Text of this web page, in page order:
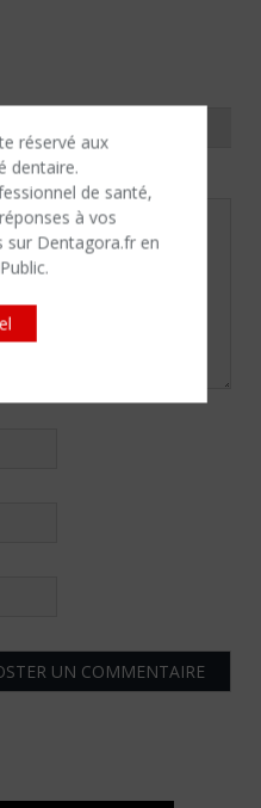
réservé aux
dentaire.
de santé,
à vos
sur Dentagora.fr en